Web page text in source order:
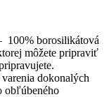
100% borosilikátová
môžete pripraviť
dokonalých
obľúbeného